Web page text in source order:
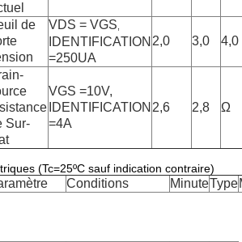
de
VDS = VGS
IDENTIFICATION
=250UA
2,0 3,0 4,0
Sur-
VGS =10V,
IDENTIFICATION
=4A
2,6 2,8 Ω
(Tc=25ºC sauf indication contraire)
Conditions MinuteType